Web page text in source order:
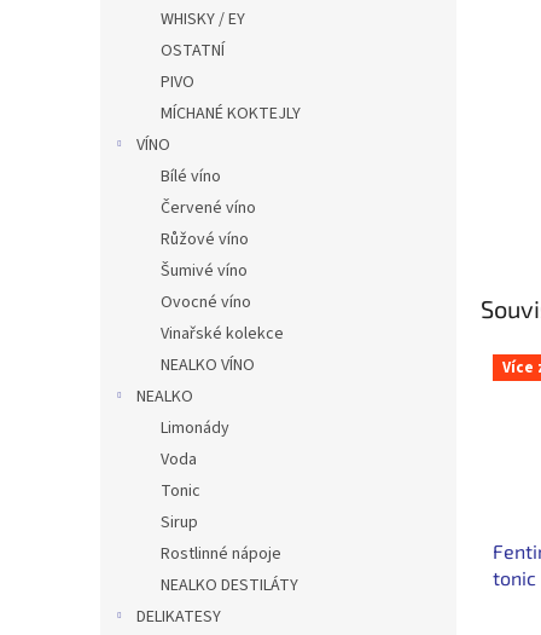
WHISKY / EY
OSTATNÍ
PIVO
MÍCHANÉ KOKTEJLY
VÍNO
Bílé víno
Červené víno
Růžové víno
Šumivé víno
Ovocné víno
Vinařské kolekce
NEALKO VÍNO
NEALKO
Limonády
Voda
Tonic
Sirup
Rostlinné nápoje
NEALKO DESTILÁTY
DELIKATESY
Více
tonic